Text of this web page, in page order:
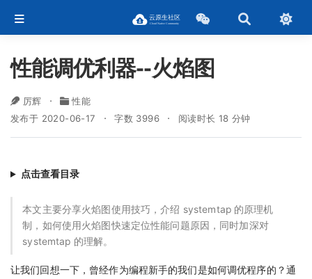
性能调优利器--火焰图
厉辉
性能
发布于 2020-06-17
字数 3996 阅读时长 18 分钟
点击查看目录
本文主要分享火焰图使用技巧，介绍 systemtap 的原理机
制，如何使用火焰图快速定位性能问题原因，同时加深对
systemtap 的理解。
让我们回想一下，曾经作为编程新手的我们是如何调优程序的？通